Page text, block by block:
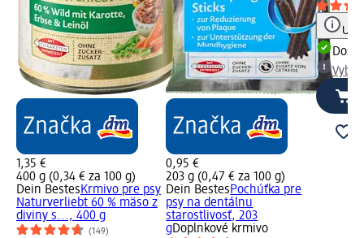
1,35 €
400 g (0,34 € za 100 g)
Dein BestesKrmivo pre psy
Naturverliebt 60 % mäso z
diviny s..., 400 g
(149)
0,95 €
203 g (0,47 € za 100 g)
Dein BestesPochúťka pre
psy na dentálnu
starostlivosť, 203
gDoplnkové krmivo